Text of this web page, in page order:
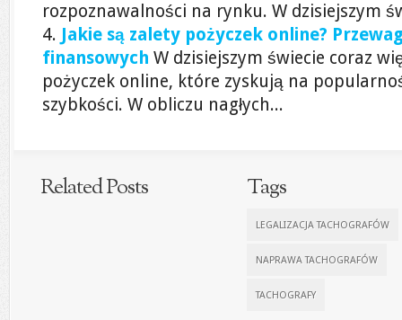
rozpoznawalności na rynku. W dzisiejszym
Jakie są zalety pożyczek online?
finansowych W dzisiejszym świecie coraz
pożyczek online, które zyskują na
szybkości. W obliczu nagłych...
Related Posts Tags
LEGALIZACJA TACHOGRAFÓW
NAPRAWA TACHOGRAFÓW
TACHOGRAFY